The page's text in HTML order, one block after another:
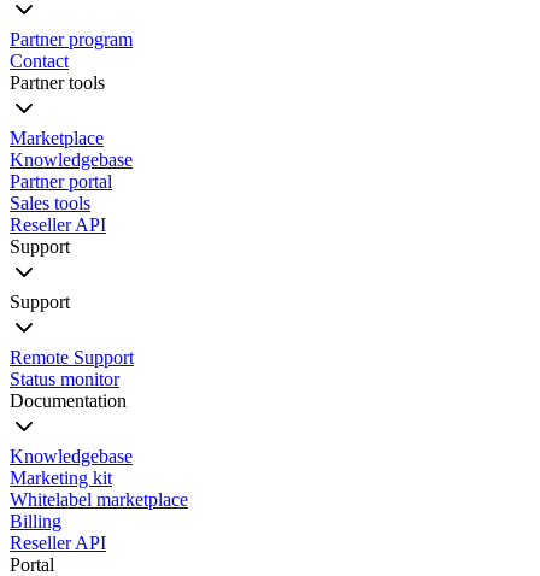
Partner program
Contact
Partner tools
Marketplace
Knowledgebase
Partner portal
Sales tools
Reseller API
Support
Support
Remote Support
Status monitor
Documentation
Knowledgebase
Marketing kit
Whitelabel marketplace
Billing
Reseller API
Portal